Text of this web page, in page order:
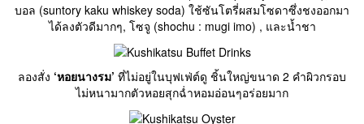
บอล (suntory kaku whiskey soda) ใช้ซันโตรี่ผสมโซดาซึ่งชงออกมา
ได้ลงตัวดีมากๆ, โซจู (shochu : mugi imo) , และน้ำชา
ลองสั่ง ‘หอยนางรม’ ที่ไม่อยู่ในบุฟเฟ่ต์ดู ชิ้นใหญ่ขนาด 2 คำผิวกรอบ
ไม่หนามากตัวหอยสุกฉ่ำหอมอ่อนๆอร่อยมาก